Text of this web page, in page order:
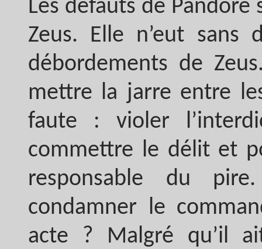
Les défauts de
Zeus. Elle n’eut sans
débordements de
mettre la jarre entre
faute : violer
commettre le délit et
responsable du
condamner le
acte ? Malgré qu’il